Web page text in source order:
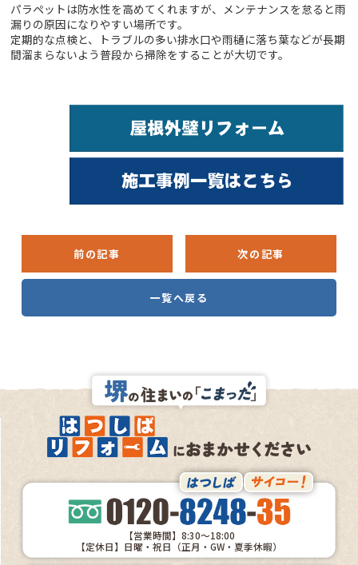
パラペットは防水性を高めてくれますが、メンテナンスを怠ると雨
漏りの原因になりやすい場所です。
定期的な点検と、トラブルの多い排水口や雨樋に落ち葉などが長期
間溜まらないよう普段から掃除をすることが大切です。
前の記事 次の記事
一覧へ戻る
【営業時間】8:30～18:00
【定休日】日曜・祝日（正月・GW・夏季休暇）